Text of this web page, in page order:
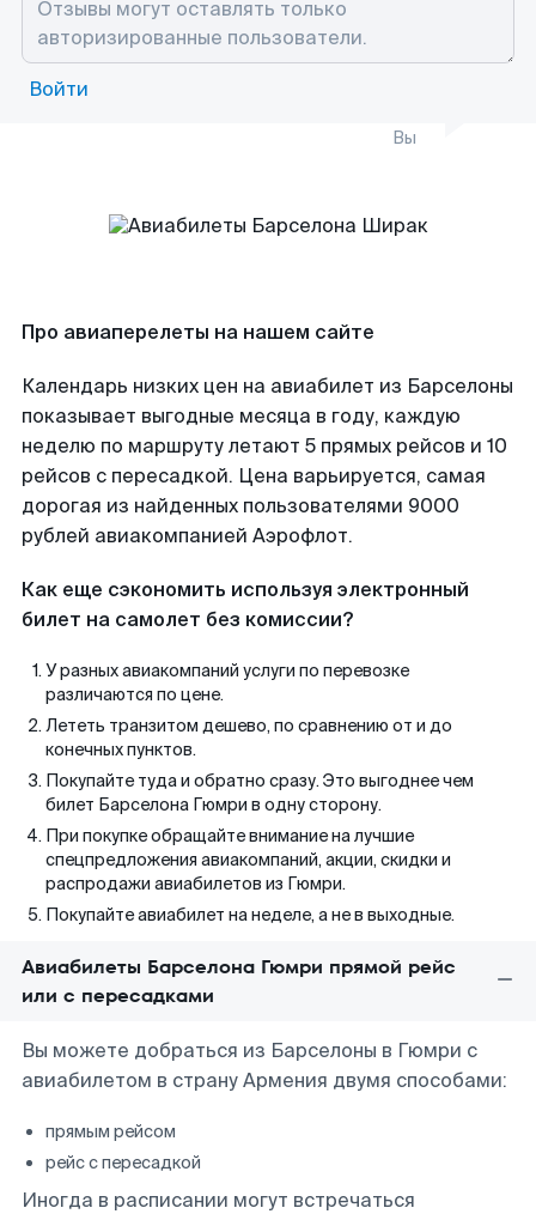
Войти
Вы
Про авиаперелеты на нашем сайте
Календарь низких цен на авиабилет из Барселоны
показывает выгодные месяца в году, каждую
неделю по маршруту летают 5 прямых рейсов и 10
рейсов с пересадкой. Цена варьируется, самая
дорогая из найденных пользователями 9000
рублей авиакомпанией Аэрофлот.
Как еще сэкономить используя электронный
билет на самолет без комиссии?
У разных авиакомпаний услуги по перевозке
различаются по цене.
Лететь транзитом дешево, по сравнению от и до
конечных пунктов.
Покупайте туда и обратно сразу. Это выгоднее чем
билет Барселона Гюмри в одну сторону.
При покупке обращайте внимание на лучшие
спецпредложения авиакомпаний, акции, скидки и
распродажи авиабилетов из Гюмри.
Покупайте авиабилет на неделе, а не в выходные.
Авиабилеты Барселона Гюмри прямой рейс
или с пересадками
Вы можете добраться из Барселоны в Гюмри с
авиабилетом в страну Армения двумя способами:
прямым рейсом
рейс с пересадкой
Иногда в расписании могут встречаться